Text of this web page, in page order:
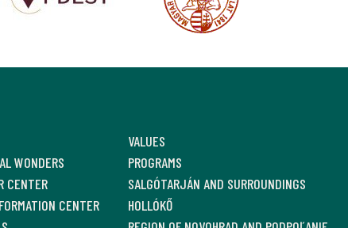
WONDERS
CENTER
CENTER
VALUES
PROGRAMS
SALGÓTARJÁN AND SURROUNDINGS
HOLLÓKŐ